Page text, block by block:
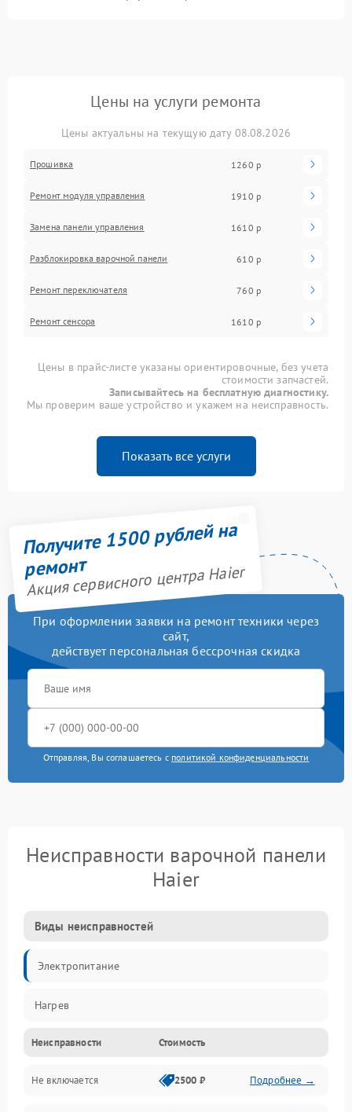
Цены на услуги ремонта
Цены актуальны на текущую дату 08.08.2026
Прошивка 1260 р
Ремонт модуля управления 1910 р
Замена панели управления 1610 р
Разблокировка варочной панели 610 р
Ремонт переключателя 760 р
Ремонт сенсора 1610 р
Цены в прайс-листе указаны ориентировочные, без учета
стоимости запчастей.
Записывайтесь на бесплатную диагностику.
Мы проверим ваше устройство и укажем на неисправность.
Показать все услуги
Получите 1500 рублей на
ремонт
Акция сервисного центра Haier
При оформлении заявки на ремонт техники через
сайт,
действует персональная бессрочная скидка
Отправляя, Вы соглашаетесь с политикой конфиденциальности
Неисправности варочной панели
Haier
Виды неисправностей
Электропитание
Нагрев
Неисправности Стоимость
Не включается 2500 ₽ Подробнее →